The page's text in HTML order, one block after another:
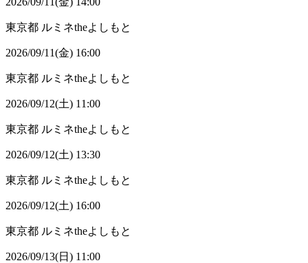
東京都 ルミネtheよしもと
2026/09/11(金) 16:00
東京都 ルミネtheよしもと
2026/09/12(土) 11:00
東京都 ルミネtheよしもと
2026/09/12(土) 13:30
東京都 ルミネtheよしもと
2026/09/12(土) 16:00
東京都 ルミネtheよしもと
2026/09/13(日) 11:00